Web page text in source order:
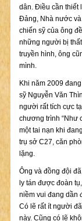
dân. Điều cần thiết
Đảng, Nhà nước
chiến sỹ của ông
những người bị
truyền hình, ông
mình.
Khi năm 2009
sỹ Nguyễn Văn
người rất tích cực
chương trình “Như
một tai nạn khi
trụ sở C27, căn
lặng.
Ông và đồng đội
ly tán được đoàn
niềm vui đang dần
Có lẽ rất ít người
này. Cũng có lẽ